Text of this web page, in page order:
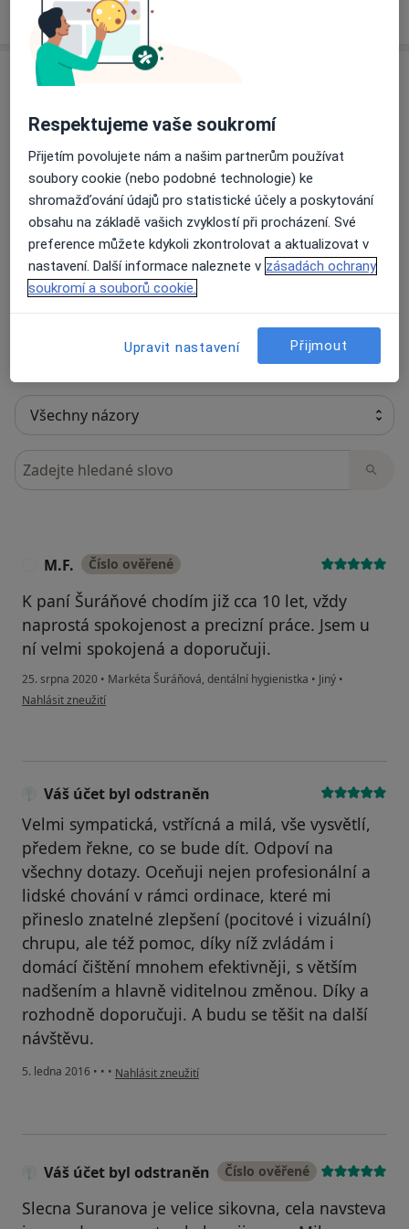
Názory
Přidejte svůj názor
21 názorů
Recenze pacientů jsou pro nás důležité.
Specialisté nemají možnost zaplatit za
Další informace o názorech
Hledejte v názorech
M.F. Číslo ověřené
K paní Šuráňové chodím již cca 10 let, vždy
naprostá spokojenost a precizní práce. Jsem u
ní velmi spokojená a doporučuji.
25. srpna 2020 • Markéta Šuráňová, dentální hygienistka • Jiný •
podle názoru uživatele M.F.
Nahlásit zneužití
Váš účet byl odstraněn
Velmi sympatická, vstřícná a milá, vše vysvětlí,
předem řekne, co se bude dít. Odpoví na
všechny dotazy. Oceňuji nejen profesionální a
lidské chování v rámci ordinace, které mi
přineslo znatelné zlepšení (pocitové i vizuální)
chrupu, ale též pomoc, díky níž zvládám i
domácí čištění mnohem efektivněji, s větším
nadšením a hlavně viditelnou změnou. Díky a
rozhodně doporučuji. A budu se těšit na další
návštěvu.
5. ledna 2016 • • • podle názoru uživatele Váš účet byl odstraněn
Nahlásit zneužití
Váš účet byl odstraněn Číslo ověřené
Slecna Suranova je velice sikovna, cela navsteva
Respektujeme vaše soukromí
Přijetím povolujete nám a našim partnerům používat
soubory cookie (nebo podobné technologie) ke
shromažďování údajů pro statistické účely a poskytování
obsahu na základě vašich zvyklostí při procházení. Své
preference můžete kdykoli zkontrolovat a aktualizovat v
nastavení. Další informace naleznete v zásadách ochrany
soukromí a souborů cookie.
Upravit nastavení Přijmout